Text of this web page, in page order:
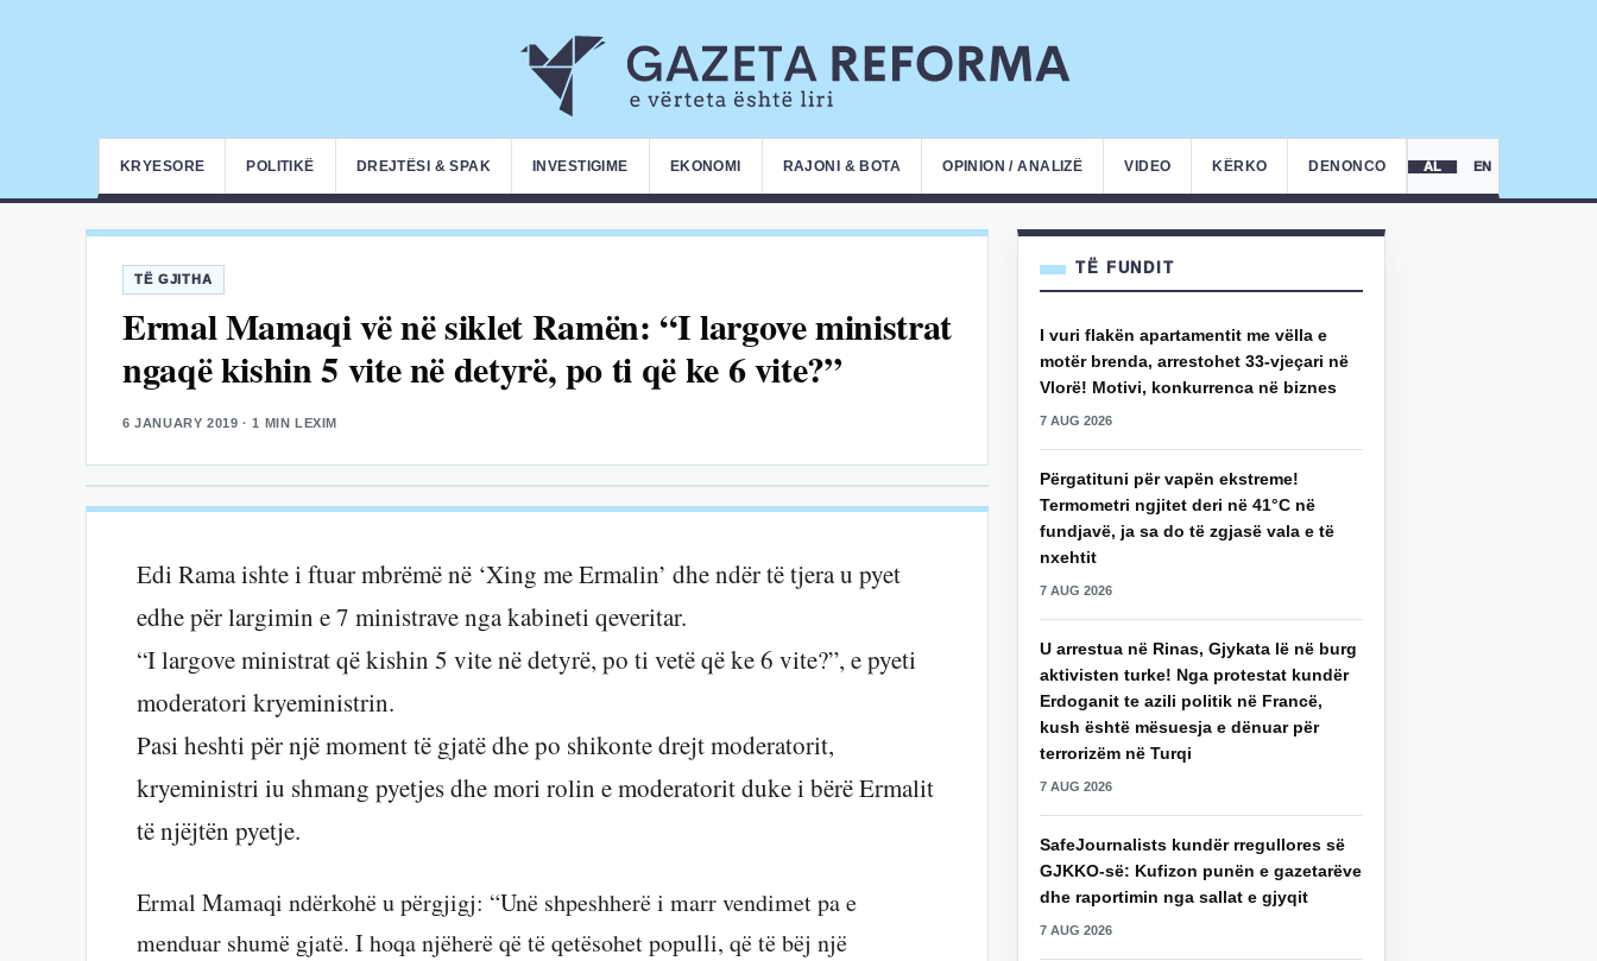
KRYESORE POLITIKË DREJTËSI & SPAK INVESTIGIME EKONOMI RAJONI & BOTA OPINION / ANALIZË VIDEO KËRKO DENONCO AL EN
TË GJITHA
Ermal Mamaqi vë në siklet Ramën: “I largove ministrat
ngaqë kishin 5 vite në detyrë, po ti që ke 6 vite?”
6 JANUARY 2019 · 1 MIN LEXIM
Edi Rama ishte i ftuar mbrëmë në ‘Xing me Ermalin’ dhe ndër të tjera u pyet
edhe për largimin e 7 ministrave nga kabineti qeveritar.
“I largove ministrat që kishin 5 vite në detyrë, po ti vetë që ke 6 vite?”, e pyeti
moderatori kryeministrin.
Pasi heshti për një moment të gjatë dhe po shikonte drejt moderatorit,
kryeministri iu shmang pyetjes dhe mori rolin e moderatorit duke i bërë Ermalit
të njëjtën pyetje.
Ermal Mamaqi ndërkohë u përgjigj: “Unë shpeshherë i marr vendimet pa e
menduar shumë gjatë. I hoqa njëherë që të qetësohet populli, që të bëj një
TË FUNDIT
I vuri flakën apartamentit me vëlla e
motër brenda, arrestohet 33-vjeçari në
Vlorë! Motivi, konkurrenca në biznes
7 AUG 2026
Përgatituni për vapën ekstreme!
Termometri ngjitet deri në 41°C në
fundjavë, ja sa do të zgjasë vala e të
nxehtit
7 AUG 2026
U arrestua në Rinas, Gjykata lë në burg
aktivisten turke! Nga protestat kundër
Erdoganit te azili politik në Francë,
kush është mësuesja e dënuar për
terrorizëm në Turqi
7 AUG 2026
SafeJournalists kundër rregullores së
GJKKO-së: Kufizon punën e gazetarëve
dhe raportimin nga sallat e gjyqit
7 AUG 2026